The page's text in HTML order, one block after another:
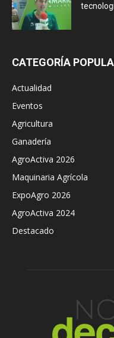
CATEGORÍA
Actualidad
Eventos
Agricultura
Ganadería
AgroActiva 2026
Maquinaria Agrícola
ExpoAgro 2026
AgroActiva 2024
Destacado